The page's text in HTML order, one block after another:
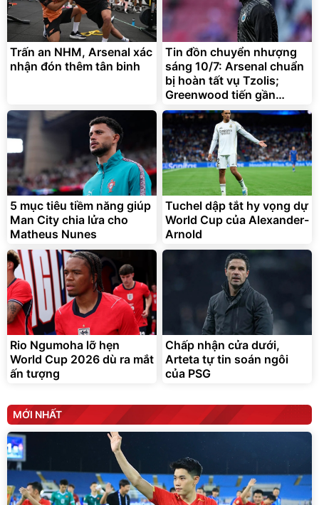
Trấn an NHM, Arsenal xác
nhận đón thêm tân binh
Tin đồn chuyển nhượng
sáng 10/7: Arsenal chuẩn
bị hoàn tất vụ Tzolis;
Greenwood tiến gần
Fenerbahce
5 mục tiêu tiềm năng giúp
Man City chia lửa cho
Matheus Nunes
Tuchel dập tắt hy vọng dự
World Cup của Alexander-
Arnold
Rio Ngumoha lỡ hẹn
World Cup 2026 dù ra mắt
ấn tượng
Chấp nhận cửa dưới,
Arteta tự tin soán ngôi
của PSG
MỚI NHẤT